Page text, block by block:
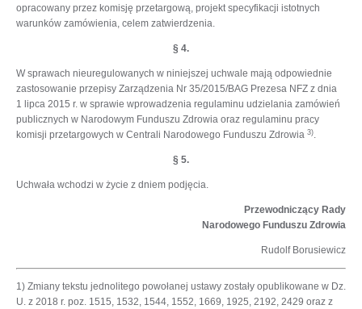
opracowany przez komisję przetargową, projekt specyfikacji istotnych
warunków zamówienia, celem zatwierdzenia.
§ 4.
W sprawach nieuregulowanych w niniejszej uchwale mają odpowiednie
zastosowanie przepisy Zarządzenia Nr 35/2015/BAG Prezesa NFZ z dnia
1 lipca 2015 r. w sprawie wprowadzenia regulaminu udzielania zamówień
publicznych w Narodowym Funduszu Zdrowia oraz regulaminu pracy
komisji przetargowych w Centrali Narodowego Funduszu Zdrowia 3).
§ 5.
Uchwała wchodzi w życie z dniem podjęcia.
Przewodniczący Rady
Narodowego Funduszu Zdrowia
Rudolf Borusiewicz
1) Zmiany tekstu jednolitego powołanej ustawy zostały opublikowane w Dz.
U. z 2018 r. poz. 1515, 1532, 1544, 1552, 1669, 1925, 2192, 2429 oraz z